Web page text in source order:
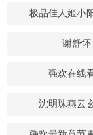
极品佳人姬小
谢舒怀
强欢在线
沈明珠燕云